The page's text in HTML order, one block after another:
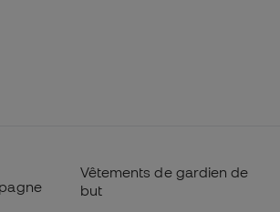
Vêtements de gardien de
but